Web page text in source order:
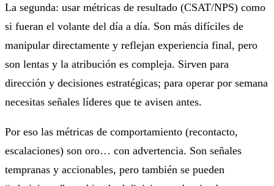
La segunda: usar métricas de resultado (CSAT/NPS) como
si fueran el volante del día a día. Son más difíciles de
manipular directamente y reflejan experiencia final, pero
son lentas y la atribución es compleja. Sirven para
dirección y decisiones estratégicas; para operar por semana
necesitas señales líderes que te avisen antes.
Por eso las métricas de comportamiento (recontacto,
escalaciones) son oro… con advertencia. Son señales
tempranas y accionables, pero también se pueden